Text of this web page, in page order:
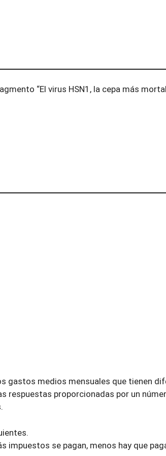
“El virus HSN1, la cepa más
gastos medios mensuales que tienen
respuestas proporcionadas por un
impuestos se pagan, menos hay que